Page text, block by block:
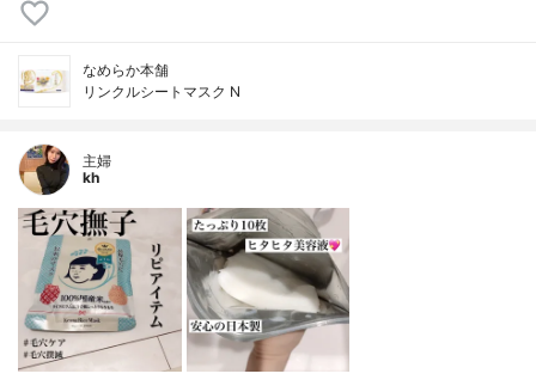
なめらか本舗
リンクルシートマスク N
主婦
kh